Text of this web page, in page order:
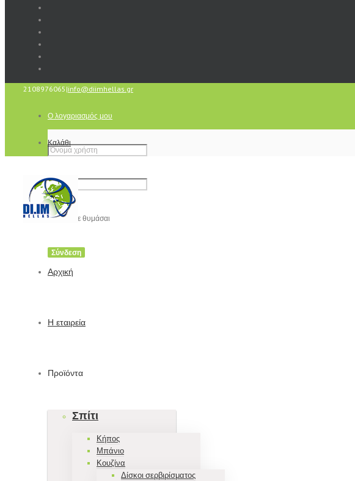
2108976065 |info@diimhellas.gr
Ο λογαριασμός μου
Να με θυμάσαι
Καλάθι
Αρχική
Η εταιρεία
Προϊόντα
Σπίτι
Κήπος
Μπάνιο
Κουζίνα
Δίσκοι σερβιρίσματος